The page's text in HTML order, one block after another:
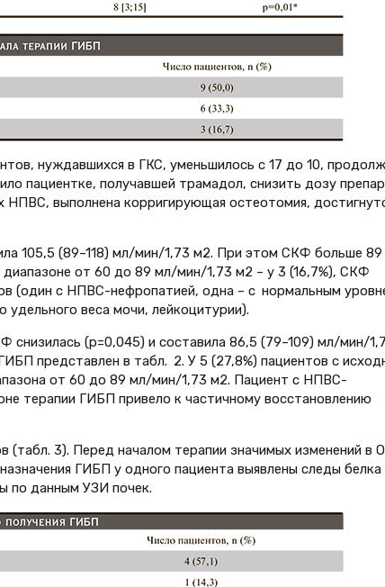
нуждавшихся в ГКС, уменьшилось с 17 до 10,
пациентке, получавшей трамадол, снизить дозу
НПВС, выполнена корригирующая остеотомия,
105,5 (89–118) мл/мин/1,73 м2. При этом СКФ больше
от 60 до 89 мл/мин/1,73 м2 – у 3 (16,7%), СКФ
(один с НПВС-нефропатией, одна – с нормальным
удельного веса мочи, лейкоцитурии).
снизилась (р=0,045) и составила 86,5 (79–109) мл/мин/
представлен в табл. 2. У 5 (27,8%) пациентов с
от 60 до 89 мл/мин/1,73 м2. Пациент с НПВС-
терапии ГИБП привело к частичному восстановлению
(табл. 3). Перед началом терапии значимых изменений в
ГИБП у одного пациента выявлены следы белка
по данным УЗИ почек.